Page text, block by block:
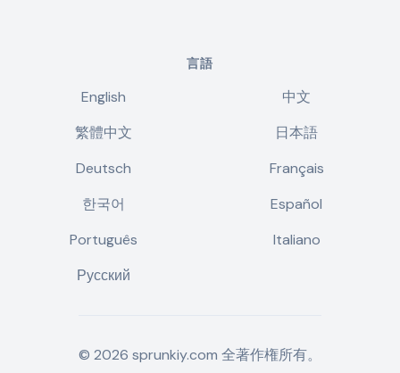
言語
English
中文
繁體中文
日本語
Deutsch
Français
한국어
Español
Português
Italiano
Русский
© 2026 sprunkiy.com 全著作権所有。